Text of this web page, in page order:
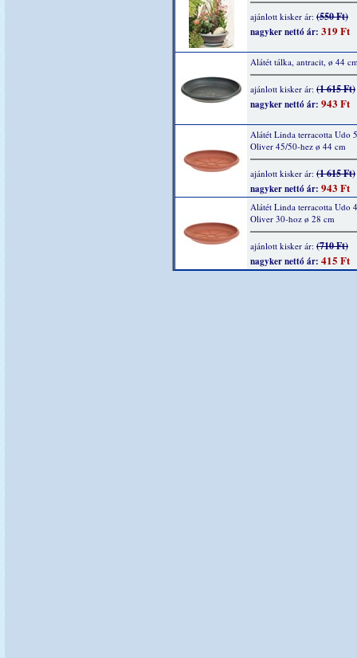
ajánlott kisker ár: (550 Ft)
nagyker nettó ár: 319 Ft
Alátét tálka, antracit, ø 44
ajánlott kisker ár: (1 615 Ft)
nagyker nettó ár: 943 Ft
Alátét Linda terracotta Udo
Oliver 45/50-hez ø 44 cm
ajánlott kisker ár: (1 615 Ft)
nagyker nettó ár: 943 Ft
Alátét Linda terracotta Udo
Oliver 30-hoz ø 28 cm
ajánlott kisker ár: (710 Ft)
nagyker nettó ár: 415 Ft